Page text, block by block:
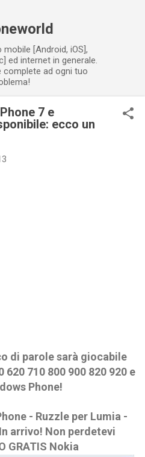
[Android, iOS],
ed internet in generale.
complete ad ogni tuo
7 e
ecco un
di parole sarà giocabile
620 710 800 900 820 920 e
Phone!
- Ruzzle per Lumia -
arrivo! Non perdetevi
GRATIS Nokia